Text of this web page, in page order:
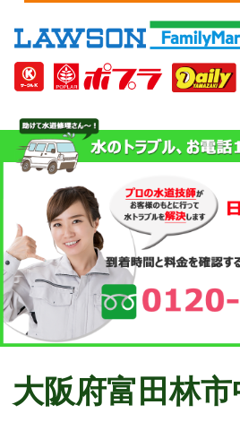
大阪府富田林